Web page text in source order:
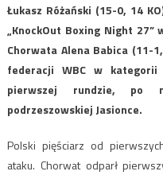
Łukasz Różański (15-0, 14
„KnockOut Boxing Night 27”
Chorwata Alena Babica (11-
federacji WBC w kategorii
pierwszej rundzie, po
podrzeszowskiej Jasionce.
Polski pięściarz od
ataku. Chorwat odparł